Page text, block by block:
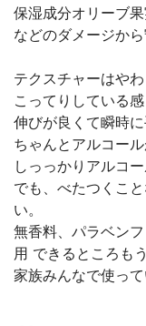
保湿成分オリーブ
などのダメージか
テクスチャーはやわ
こってりしている
伸びが良くて瞬時に
ちゃんとアルコー
しっっかりアルコー
でも、べたつくこ
い。
無香料、パラベン
用 できるところも
家族みんなで使って